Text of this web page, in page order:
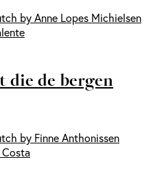
by Anne Lopes Michielsen
die de bergen
by Finne Anthonissen